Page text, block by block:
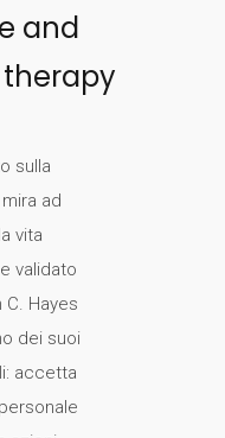
and
sulla
ad
vita
validato
Hayes
dei suoi
accetta